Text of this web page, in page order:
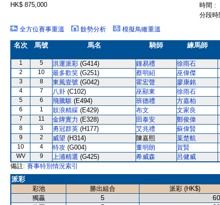
HK$ 875,000
時間 :
分段
全方位賽事重溫
餘勢分析 模擬鳥瞰重溫
名次 馬號 馬名 騎師 練馬師
1 5 洪運派彩 (G414) 鍾易禮 徐雨石
2 10 最多歡笑 (G251) 蔡明紹 巫偉傑
3 8 東風壹號 (G042) 霍宏聲 廖康銘
4 7 八卦 (C102) 巫顯東 徐雨石
5 6 飛騰騅 (E494) 班德禮 方嘉柏
6 1 鼓浪精綵 (E429) 布文 文家良
7 11 金牌實力 (E328) 田泰安 鄭俊偉
8 3 勇冠群英 (H177) 艾兆禮 蘇偉賢
9 2 威望 (H314) 陳嘉熙 葉楚航
10 4 特攻 (G004) 董明朗 賀賢
WV 9 上浦精選 (G425) 希威森
呂健威
備註: 賽事特別情況索引
派彩
彩池 勝出組合
派彩 (HK$)
獨贏
5